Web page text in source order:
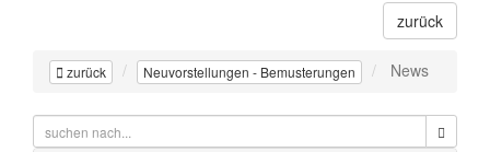
zurück
zurück Neuvorstellungen - Bemusterungen News